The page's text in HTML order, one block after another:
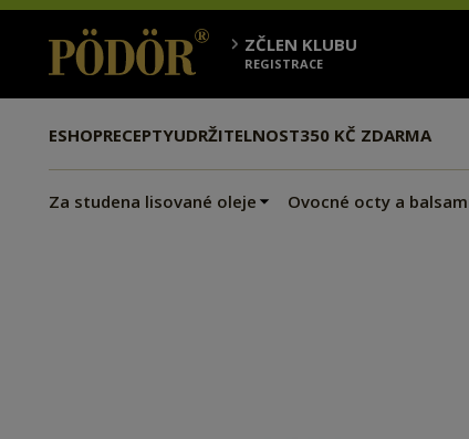
ZČLEN KLUBU
REGISTRACE
ESHOPRECEPTYUDRŽITELNOST350 KČ ZDARMA
Za studena lisované oleje Ovocné octy a